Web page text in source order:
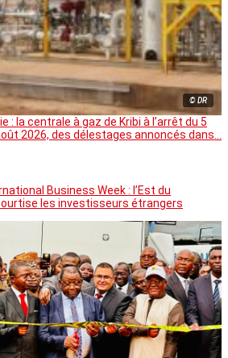
© DR
: la centrale à gaz de Kribi à l’arrêt du 5
2026, des délestages annoncés dans…
Business Week : l’Est du
les investisseurs étrangers